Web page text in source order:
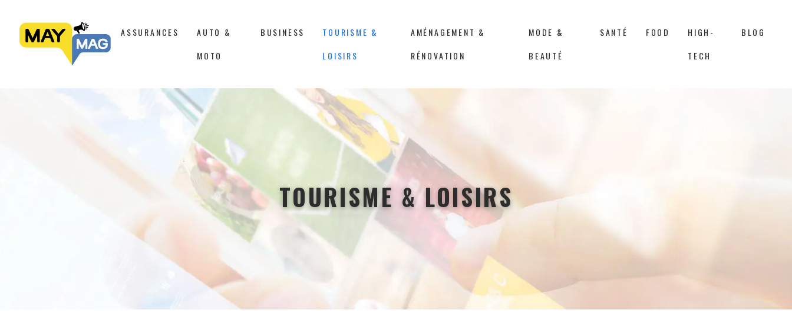
ASSURANCES
AUTO &
MOTO
BUSINESS
TOURISME &
LOISIRS
AMÉNAGEMENT &
RÉNOVATION
MODE &
BEAUTÉ
SANTÉ FOOD
HIGH-
TECH
BLOG
TOURISME & LOISIRS